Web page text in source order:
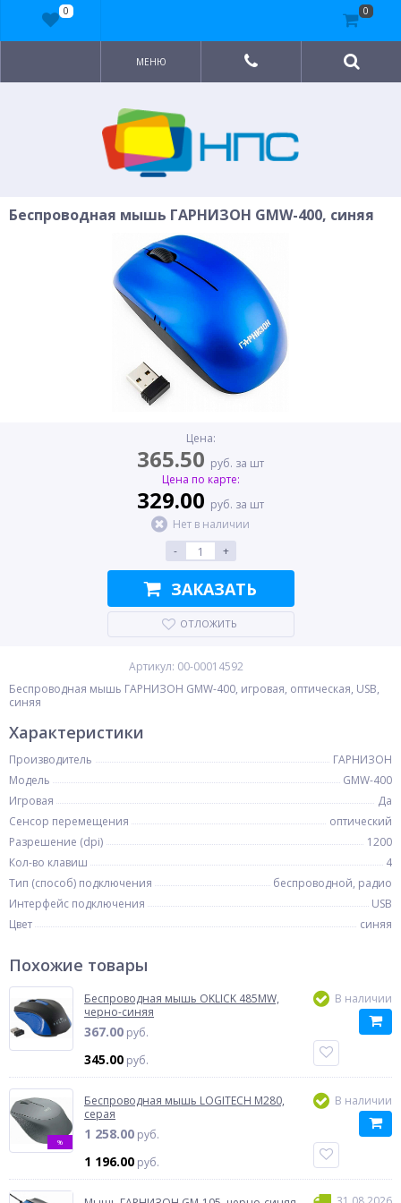
МЕНЮ
Беспроводная мышь ГАРНИЗОН GMW-400, синяя
Цена:
365.50 руб. за шт
Цена по карте:
329.00 руб. за шт
Нет в наличии
-
+
ЗАКАЗАТЬ
ОТЛОЖИТЬ
Артикул: 00-00014592
Беспроводная мышь ГАРНИЗОН GMW-400, игровая, оптическая, USB,
синяя
Характеристики
Производитель
ГАРНИЗОН
Модель
GMW-400
Игровая
Да
Сенсор перемещения
оптический
Разрешение (dpi)
1200
Кол-во клавиш
4
Тип (способ) подключения
беспроводной, радио
Интерфейс подключения
USB
Цвет
синяя
Похожие товары
Беспроводная мышь OKLICK 485MW,
черно-синяя
367.00 руб.
345.00 руб.
В наличии
%
Беспроводная мышь LOGITECH M280,
серая
1 258.00 руб.
1 196.00 руб.
В наличии
0 0